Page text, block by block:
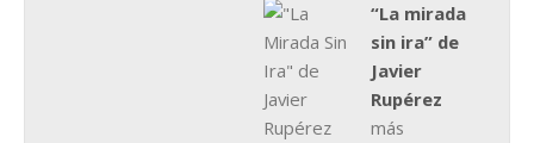
“La mirada
sin ira” de
Javier
Rupérez
más